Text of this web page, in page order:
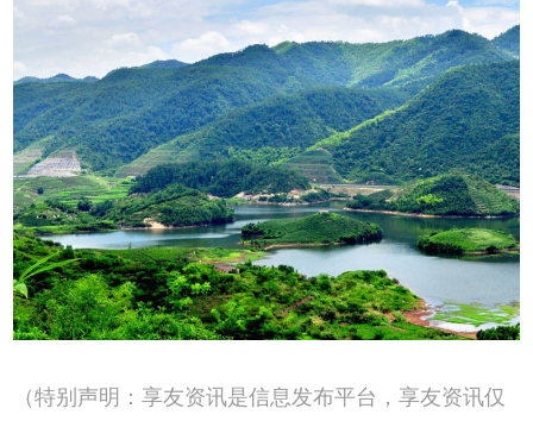
（特别声明：享友资讯是信息发布平台，享友资讯仅